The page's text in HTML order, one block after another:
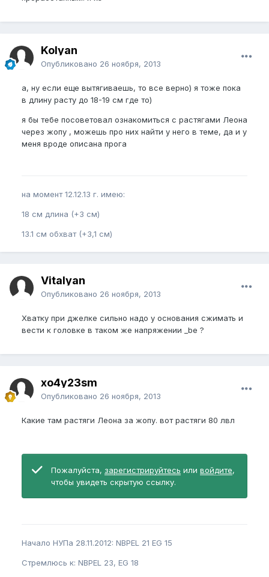
Kolyan
Опубликовано 26 ноября, 2013
а, ну если еще вытягиваешь, то все верно) я тоже пока
в длину расту до 18-19 см где то)
я бы тебе посоветовал ознакомиться с растягами Леона
через жопу , можешь про них найти у него в теме, да и у
меня вроде описана прога
на момент 12.12.13 г. имею:
18 см длина (+3 см)
13.1 см обхват (+3,1 см)
Vitalyan
Опубликовано 26 ноября, 2013
Хватку при джелке сильно надо у основания сжимать и
вести к головке в таком же напряжении _be ?
xo4y23sm
Опубликовано 26 ноября, 2013
Какие там растяги Леона за жопу. вот растяги 80 лвл
Пожалуйста, зарегистрируйтесь или войдите,
чтобы увидеть скрытую ссылку.
Начало НУПа 28.11.2012: NBPEL 21 EG 15
Стремлюсь к: NBPEL 23, EG 18